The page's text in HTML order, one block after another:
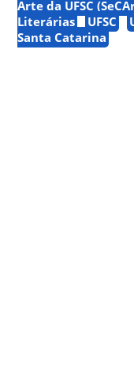
Arte da UFSC
Literárias
UFSC
Santa Catarina